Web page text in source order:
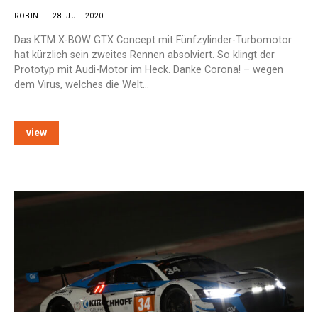
ROBIN 28. JULI 2020
Das KTM X-BOW GTX Concept mit Fünfzylinder-Turbomotor
hat kürzlich sein zweites Rennen absolviert. So klingt der
Prototyp mit Audi-Motor im Heck. Danke Corona! – wegen
dem Virus, welches die Welt…
view